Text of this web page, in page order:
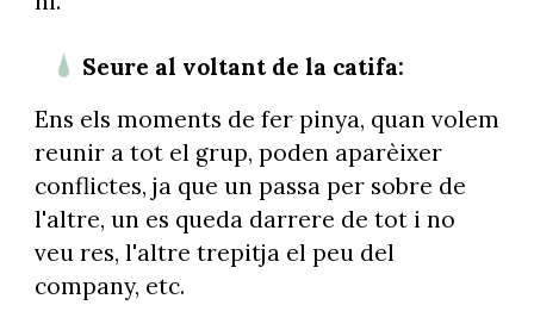
Seure al voltant de la catifa:
Ens els moments de fer pinya, quan volem
reunir a tot el grup, poden aparèixer
conflictes, ja que un passa per sobre de
l'altre, un es queda darrere de tot i no
veu res, l'altre trepitja el peu del
company, etc.